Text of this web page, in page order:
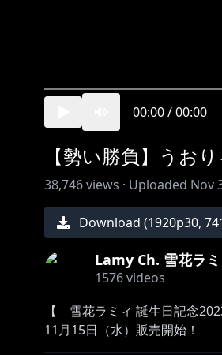
00:00/00:00
【勢い勝負】うお
38,746views · Uploaded Nov
Download (1920p30,
Lamy Ch. 雪花ラ
1576videos
【 雪花ラミィ 誕生日記念
https://